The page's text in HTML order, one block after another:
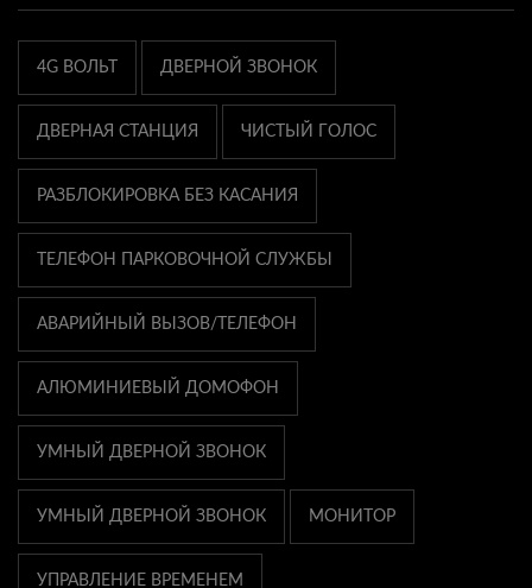
4G ВОЛЬТ ДВЕРНОЙ ЗВОНОК
ДВЕРНАЯ СТАНЦИЯ ЧИСТЫЙ ГОЛОС
РАЗБЛОКИРОВКА БЕЗ КАСАНИЯ
ТЕЛЕФОН ПАРКОВОЧНОЙ СЛУЖБЫ
АВАРИЙНЫЙ ВЫЗОВ/ТЕЛЕФОН
АЛЮМИНИЕВЫЙ ДОМОФОН
УМНЫЙ ДВЕРНОЙ ЗВОНОК
УМНЫЙ ДВЕРНОЙ ЗВОНОК МОНИТОР
УПРАВЛЕНИЕ ВРЕМЕНЕМ